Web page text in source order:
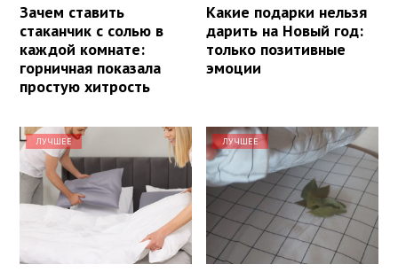
Зачем ставить
стаканчик с солью в
каждой комнате:
горничная показала
простую хитрость
Какие подарки нельзя
дарить на Новый год:
только позитивные
эмоции
ЛУЧШЕЕ ЛУЧШЕЕ